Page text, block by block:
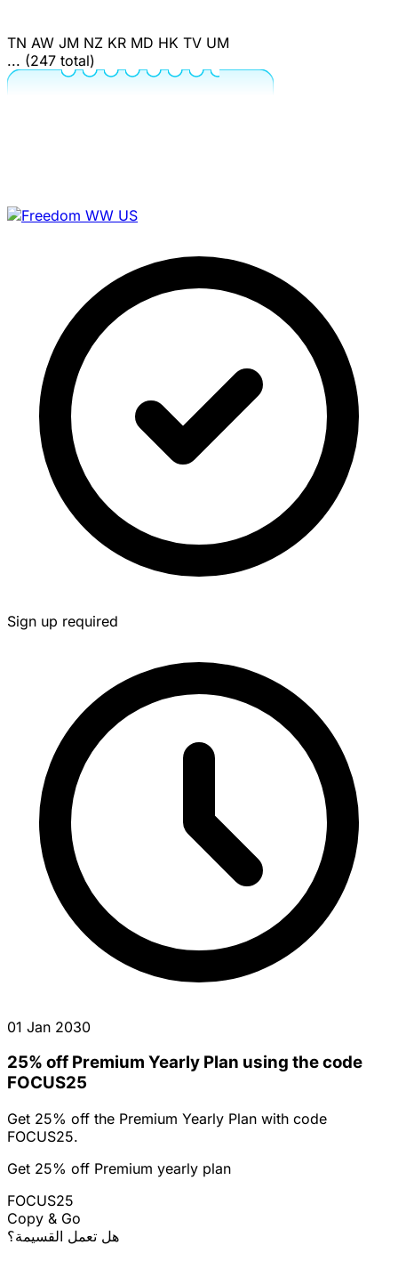
TN AW JM NZ KR MD HK TV UM
... (247 total)
Sign up required
01 Jan 2030
25% off Premium Yearly Plan using the code
FOCUS25
Get 25% off the Premium Yearly Plan with code
FOCUS25.
Get 25% off Premium yearly plan
FOCUS25
Copy & Go
هل تعمل القسيمة؟